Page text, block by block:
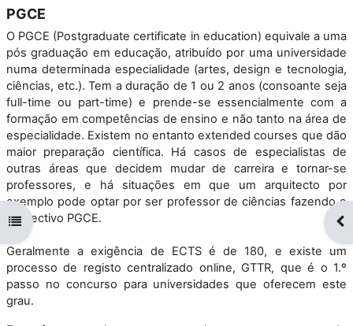
Abrir índice da disciplina
PGCE
O PGCE (Postgraduate certificate in education) equivale a uma
pós graduação em educação, atribuído por uma universidade
numa determinada especialidade (artes, design e tecnologia,
ciências, etc.). Tem a duração de 1 ou 2 anos (consoante seja
full-time ou part-time) e prende-se essencialmente com a
formação em competências de ensino e não tanto na área de
especialidade. Existem no entanto extended courses que dão
maior preparação científica. Há casos de especialistas de
outras áreas que decidem mudar de carreira e tornar-se
professores, e há situações em que um arquitecto por
exemplo pode optar por ser professor de ciências fazendo o
respectivo PGCE.
Geralmente a exigência de ECTS é de 180, e existe um
processo de registo centralizado online, GTTR, que é o 1.º
passo no concurso para universidades que oferecem este
grau.